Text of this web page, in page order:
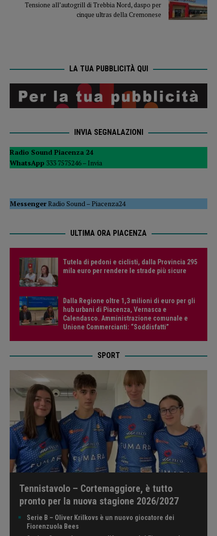
Tensione all’autogrill di Trebbia Nord, daspo per
cinque ultras della Cremonese
LA TUA PUBBLICITÀ QUI
INVIA SEGNALAZIONI
Radio Sound Piacenza 24
WhatsApp 333 7575246 – Invia
MessengerRadio Sound –Piacenza24
ULTIMA ORA PIACENZA
Tutela di pedoni e ciclisti, dalla Provincia 295
mila euro per rendere le strade più sicure
Dalla Regione oltre 1,3 milioni di euro per gli
hub urbani di Piacenza, Vernasca e
Calendasco. Amministrazione comunale e
Unione Commercianti: “Soddisfatti”
SPORT
Tennistavolo – Cortemaggiore, è tutto
pronto per la nuova stagione 2026/2027
Serie B – Oliver Krilkovs è un nuovo giocatore dei
Fiorenzuola Bees